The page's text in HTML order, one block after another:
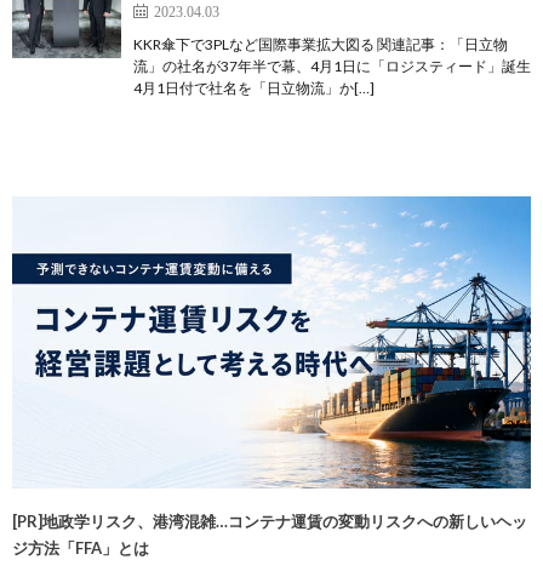
2023.04.03
KKR傘下で3PLなど国際事業拡大図る 関連記事：「日立物
流」の社名が37年半で幕、4月1日に「ロジスティード」誕生
4月1日付で社名を「日立物流」か[…]
[PR]地政学リスク、港湾混雑…コンテナ運賃の変動リスクへの新しいヘッ
ジ方法「FFA」とは